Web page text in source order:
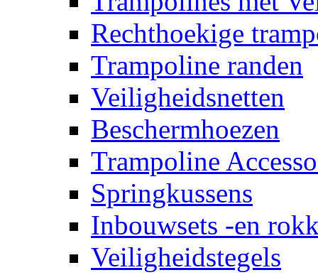
Rechthoekige
Trampoline randen
Veiligheidsnetten
Beschermhoezen
Trampoline
Springkussens
Inbouwsets -en
Veiligheidstegels